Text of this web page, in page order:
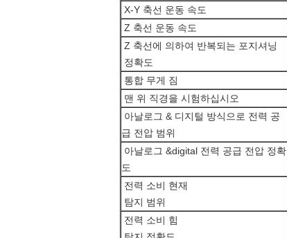
X-Y 축선 운동 속도
Z 축선 운동 속도
Z 축선에 의하여 반복되는 포지셔닝
정확도
통합 무게 짐
맨 위 직경을 시험하십시오
아날로그 & 디지털 방식으로 전력 공
급 전압 범위
아날로그 &digital 전력 공급 전압 정확
도
전력 소비 현재
탐지 범위
전력 소비 힘